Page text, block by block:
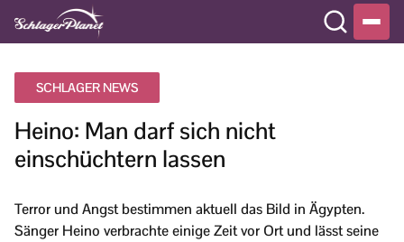
SCHLAGER NEWS
Heino: Man darf sich nicht
einschüchtern lassen
Terror und Angst bestimmen aktuell das Bild in Ägypten.
Sänger Heino verbrachte einige Zeit vor Ort und lässt seine